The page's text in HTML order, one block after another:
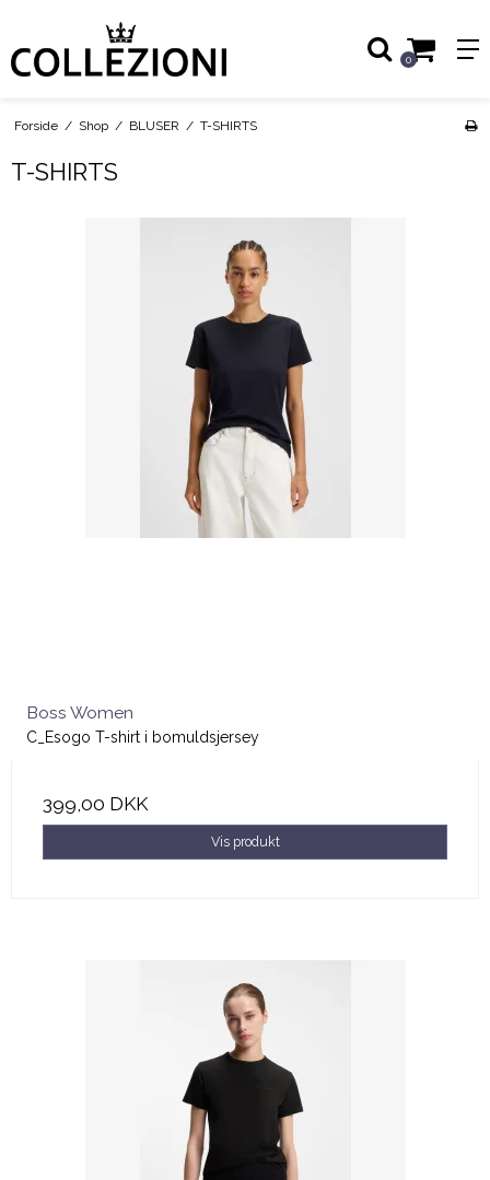
0
Forside / Shop / BLUSER / T-SHIRTS
T-SHIRTS
Boss Women
C_Esogo T-shirt i bomuldsjersey
399,00 DKK
Vis produkt